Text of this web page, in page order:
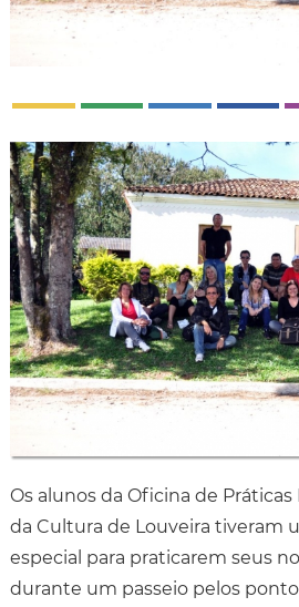
Os alunos da Oficina de Práticas
da Cultura de Louveira tiveram
especial para praticarem seus
durante um passeio pelos